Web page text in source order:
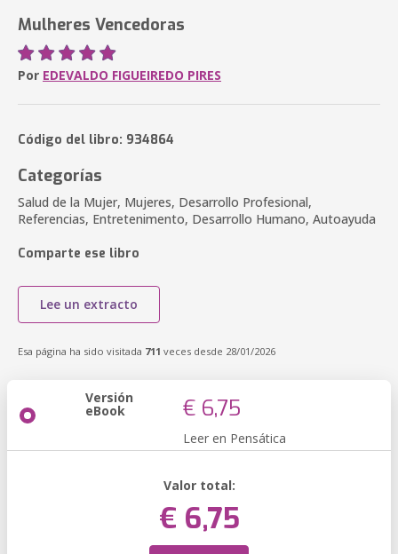
Mulheres Vencedoras
Por EDEVALDO FIGUEIREDO PIRES
Código del libro: 934864
Categorías
Salud de la Mujer, Mujeres, Desarrollo Profesional,
Referencias, Entretenimento, Desarrollo Humano, Autoayuda
Comparte ese libro
Lee un extracto
Esa página ha sido visitada 711 veces desde 28/01/2026
Versión
eBook € 6,75
Leer en Pensática
Valor total:
€ 6,75